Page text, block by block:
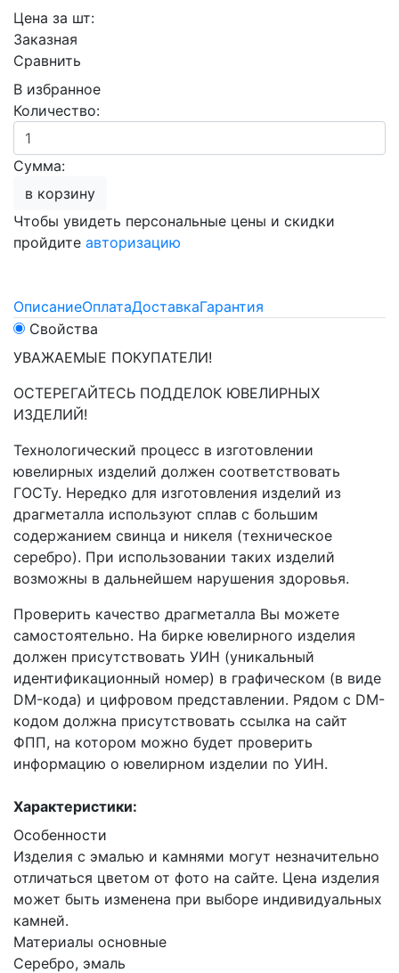
Цена за шт:
Заказная
Сравнить
В избранное
Количество:
Сумма:
в корзину
Чтобы увидеть персональные цены и скидки
пройдите авторизацию
ОписаниеОплатаДоставкаГарантия
Свойства
УВАЖАЕМЫЕ ПОКУПАТЕЛИ!
ОСТЕРЕГАЙТЕСЬ ПОДДЕЛОК ЮВЕЛИРНЫХ
ИЗДЕЛИЙ!
Технологический процесс в изготовлении
ювелирных изделий должен соответствовать
ГОСТу. Нередко для изготовления изделий из
драгметалла используют сплав с большим
содержанием свинца и никеля (техническое
серебро). При использовании таких изделий
возможны в дальнейшем нарушения здоровья.
Проверить качество драгметалла Вы можете
самостоятельно. На бирке ювелирного изделия
должен присутствовать УИН (уникальный
идентификационный номер) в графическом (в виде
DM-кода) и цифровом представлении. Рядом с DM-
кодом должна присутствовать ссылка на сайт
ФПП, на котором можно будет проверить
информацию о ювелирном изделии по УИН.
Характеристики:
Особенности
Изделия с эмалью и камнями могут незначительно
отличаться цветом от фото на сайте. Цена изделия
может быть изменена при выборе индивидуальных
камней.
Материалы основные
Серебро, эмаль